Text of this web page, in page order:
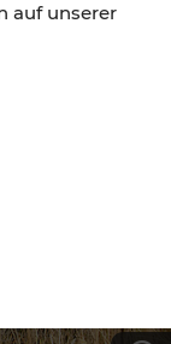
auf unserer